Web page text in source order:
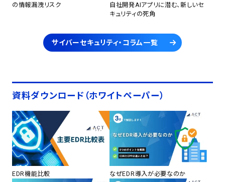
の情報漏洩リスク
自社開発AIアプリに潜む、新しいセ
キュリティの死角
サイバーセキュリティ・コラム一覧
資料ダウンロード（ホワイトペーパー）
EDR機能比較 なぜEDR導入が必要なのか